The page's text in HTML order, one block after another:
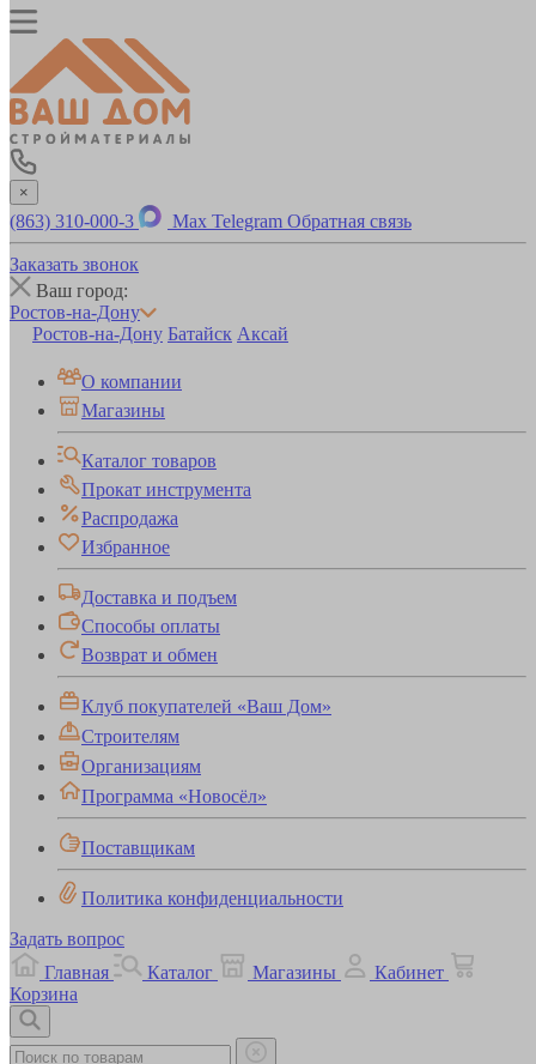
×
(863) 310-000-3 Max Telegram Обратная связь
Заказать звонок
Ваш город:
Ростов-на-Дону
Ростов-на-Дону Батайск Аксай
О компании
Магазины
Каталог товаров
Прокат инструмента
Распродажа
Избранное
Доставка и подъем
Способы оплаты
Возврат и обмен
Клуб покупателей «Ваш Дом»
Строителям
Организациям
Программа «Новосёл»
Поставщикам
Политика конфиденциальности
Задать вопрос
Главная
Каталог Магазины
Кабинет
Корзина